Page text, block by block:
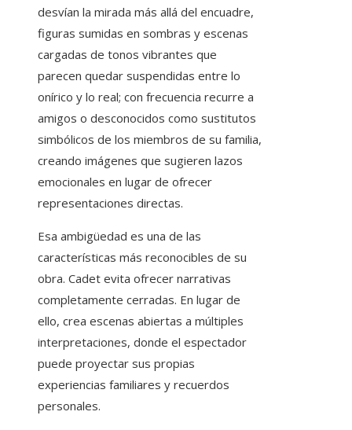
desvían la mirada más allá del encuadre,
figuras sumidas en sombras y escenas
cargadas de tonos vibrantes que
parecen quedar suspendidas entre lo
onírico y lo real; con frecuencia recurre a
amigos o desconocidos como sustitutos
simbólicos de los miembros de su familia,
creando imágenes que sugieren lazos
emocionales en lugar de ofrecer
representaciones directas.
Esa ambigüedad es una de las
características más reconocibles de su
obra. Cadet evita ofrecer narrativas
completamente cerradas. En lugar de
ello, crea escenas abiertas a múltiples
interpretaciones, donde el espectador
puede proyectar sus propias
experiencias familiares y recuerdos
personales.